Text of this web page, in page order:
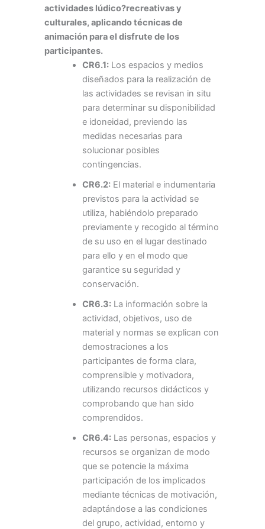
actividades lúdico?recreativas y
culturales, aplicando técnicas de
animación para el disfrute de los
participantes.
CR6.1:Los espacios y medios
diseñados para la realización de
las actividades se revisan in situ
para determinar su disponibilidad
e idoneidad, previendo las
medidas necesarias para
solucionar posibles
contingencias.
CR6.2:El material e indumentaria
previstos para la actividad se
utiliza, habiéndolo preparado
previamente y recogido al término
de su uso en el lugar destinado
para ello y en el modo que
garantice su seguridad y
conservación.
CR6.3:La información sobre la
actividad, objetivos, uso de
material y normas se explican con
demostraciones a los
participantes de forma clara,
comprensible y motivadora,
utilizando recursos didácticos y
comprobando que han sido
comprendidos.
CR6.4:Las personas, espacios y
recursos se organizan de modo
que se potencie la máxima
participación de los implicados
mediante técnicas de motivación,
adaptándose a las condiciones
del grupo, actividad, entorno y